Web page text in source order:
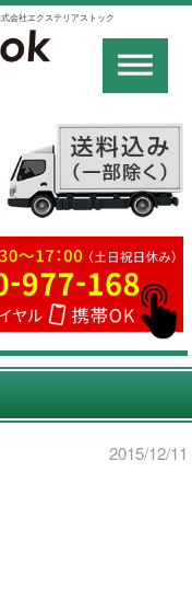
会社エクステリアストック
2015/12/11